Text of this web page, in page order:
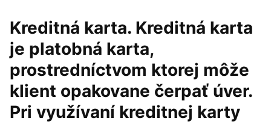
Kreditná karta. Kreditná karta
je platobná karta,
prostredníctvom ktorej môže
klient opakovane čerpať úver.
Pri využívaní kreditnej karty